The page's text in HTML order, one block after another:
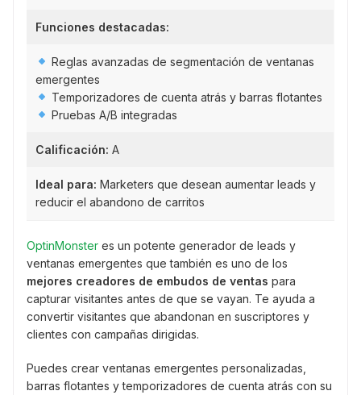
Funciones destacadas:
Reglas avanzadas de segmentación de ventanas
emergentes
Temporizadores de cuenta atrás y barras flotantes
Pruebas A/B integradas
Calificación: A
Ideal para: Marketers que desean aumentar leads y
reducir el abandono de carritos
OptinMonster es un potente generador de leads y
ventanas emergentes que también es uno de los
mejores creadores de embudos de ventas para
capturar visitantes antes de que se vayan. Te ayuda a
convertir visitantes que abandonan en suscriptores y
clientes con campañas dirigidas.
Puedes crear ventanas emergentes personalizadas,
barras flotantes y temporizadores de cuenta atrás con su